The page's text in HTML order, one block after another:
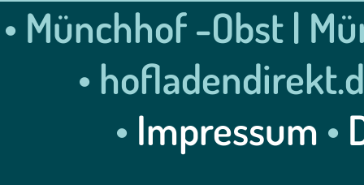
• Münchhof -Obst |
•
• Impressum •